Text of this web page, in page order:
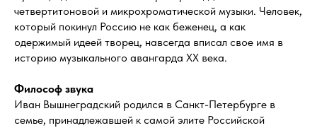
четвертитоновой и микрохроматической музыки. Человек,
который покинул Россию не как беженец, а как
одержимый идеей творец, навсегда вписал свое имя в
историю музыкального авангарда XX века.
Философ звука
Иван Вышнеградский родился в Санкт-Петербурге в
семье, принадлежавшей к самой элите Российской